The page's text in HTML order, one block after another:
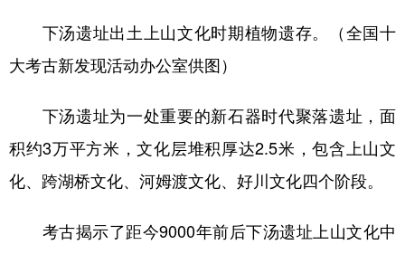
下汤遗址出土上山文化时期植物遗存。（全国十
大考古新发现活动办公室供图）
下汤遗址为一处重要的新石器时代聚落遗址，面
积约3万平方米，文化层堆积厚达2.5米，包含上山文
化、跨湖桥文化、河姆渡文化、好川文化四个阶段。
考古揭示了距今9000年前后下汤遗址上山文化中